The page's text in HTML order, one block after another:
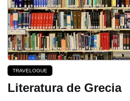
TRAVELOGUE
Literatura de Grecia